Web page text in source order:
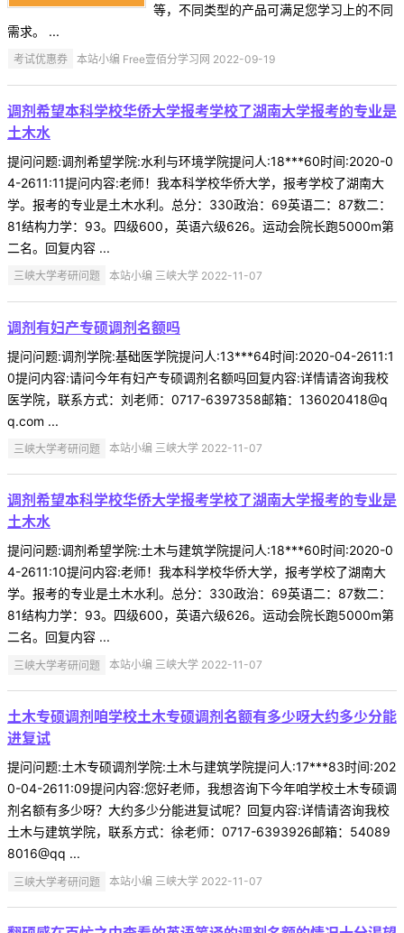
等，不同类型的产品可满足您学习上的不同
需求。 ...
考试优惠券 本站小编 Free壹佰分学习网 2022-09-19
调剂希望本科学校华侨大学报考学校了湖南大学报考的专业是
土木水
提问问题:调剂希望学院:水利与环境学院提问人:18***60时间:2020-0
4-2611:11提问内容:老师！我本科学校华侨大学，报考学校了湖南大
学。报考的专业是土木水利。总分：330政治：69英语二：87数二：
81结构力学：93。四级600，英语六级626。运动会院长跑5000m第
二名。回复内容 ...
三峡大学考研问题 本站小编 三峡大学 2022-11-07
调剂有妇产专硕调剂名额吗
提问问题:调剂学院:基础医学院提问人:13***64时间:2020-04-2611:1
0提问内容:请问今年有妇产专硕调剂名额吗回复内容:详情请咨询我校
医学院，联系方式：刘老师：0717-6397358邮箱：136020418@q
q.com ...
三峡大学考研问题 本站小编 三峡大学 2022-11-07
调剂希望本科学校华侨大学报考学校了湖南大学报考的专业是
土木水
提问问题:调剂希望学院:土木与建筑学院提问人:18***60时间:2020-0
4-2611:10提问内容:老师！我本科学校华侨大学，报考学校了湖南大
学。报考的专业是土木水利。总分：330政治：69英语二：87数二：
81结构力学：93。四级600，英语六级626。运动会院长跑5000m第
二名。回复内容 ...
三峡大学考研问题 本站小编 三峡大学 2022-11-07
土木专硕调剂咱学校土木专硕调剂名额有多少呀大约多少分能
进复试
提问问题:土木专硕调剂学院:土木与建筑学院提问人:17***83时间:202
0-04-2611:09提问内容:您好老师，我想咨询下今年咱学校土木专硕调
剂名额有多少呀？大约多少分能进复试呢？回复内容:详情请咨询我校
土木与建筑学院，联系方式：徐老师：0717-6393926邮箱：54089
8016@qq ...
三峡大学考研问题 本站小编 三峡大学 2022-11-07